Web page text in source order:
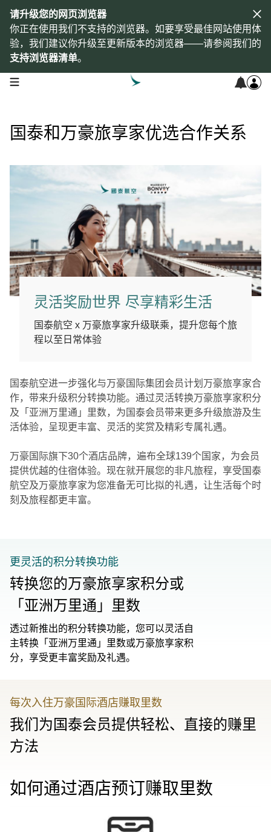
请升级您的网页浏览器
你正在使用我们不支持的浏览器。如要享受最佳网站使用体
验，我们建议你升级至更新版本的浏览器——请参阅我们的
支持浏览器清单。
open navigation menu
国泰和万豪旅享家优选合作关系
灵活奖励世界 尽享精彩生活
国泰航空 x 万豪旅享家升级联乘，提升您每个旅
程以至日常体验
国泰航空进一步强化与万豪国际集团会员计划万豪旅享家合
作，带来升级积分转换功能。通过灵活转换万豪旅享家积分
及「亚洲万里通」里数，为国泰会员带来更多升级旅游及生
活体验，呈现更丰富、灵活的奖赏及精彩专属礼遇。
万豪国际旗下30个酒店品牌，遍布全球139个国家，为会员
提供优越的住宿体验。现在就开展您的非凡旅程，享受国泰
航空及万豪旅享家为您准备无可比拟的礼遇，让生活每个时
刻及旅程都更丰富。
更灵活的积分转换功能
转换您的万豪旅享家积分或
「亚洲万里通」里数
透过新推出的积分转换功能，您可以灵活自
主转换「亚洲万里通」里数或万豪旅享家积
分，享受更丰富奖励及礼遇。
每次入住万豪国际酒店赚取里数
我们为国泰会员提供轻松、直接的赚里
方法
如何通过酒店预订赚取里数